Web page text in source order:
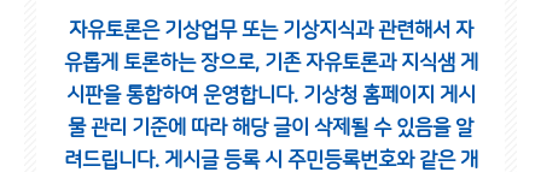
자유토론은 기상업무 또는 기상지식과 관련해서 자
유롭게 토론하는 장으로, 기존 자유토론과 지식샘 게
시판을 통합하여 운영합니다. 기상청 홈페이지 게시
물 관리 기준에 따라 해당 글이 삭제될 수 있음을 알
려드립니다. 게시글 등록 시 주민등록번호와 같은 개